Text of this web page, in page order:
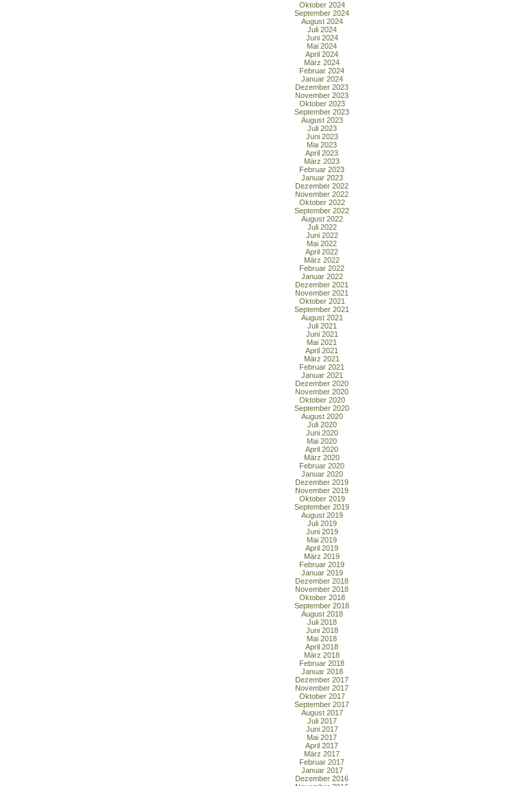
Oktober 2024
September 2024
August 2024
Juli 2024
Juni 2024
Mai 2024
April 2024
März 2024
Februar 2024
Januar 2024
Dezember 2023
November 2023
Oktober 2023
September 2023
August 2023
Juli 2023
Juni 2023
Mai 2023
April 2023
März 2023
Februar 2023
Januar 2023
Dezember 2022
November 2022
Oktober 2022
September 2022
August 2022
Juli 2022
Juni 2022
Mai 2022
April 2022
März 2022
Februar 2022
Januar 2022
Dezember 2021
November 2021
Oktober 2021
September 2021
August 2021
Juli 2021
Juni 2021
Mai 2021
April 2021
März 2021
Februar 2021
Januar 2021
Dezember 2020
November 2020
Oktober 2020
September 2020
August 2020
Juli 2020
Juni 2020
Mai 2020
April 2020
März 2020
Februar 2020
Januar 2020
Dezember 2019
November 2019
Oktober 2019
September 2019
August 2019
Juli 2019
Juni 2019
Mai 2019
April 2019
März 2019
Februar 2019
Januar 2019
Dezember 2018
November 2018
Oktober 2018
September 2018
August 2018
Juli 2018
Juni 2018
Mai 2018
April 2018
März 2018
Februar 2018
Januar 2018
Dezember 2017
November 2017
Oktober 2017
September 2017
August 2017
Juli 2017
Juni 2017
Mai 2017
April 2017
März 2017
Februar 2017
Januar 2017
Dezember 2016